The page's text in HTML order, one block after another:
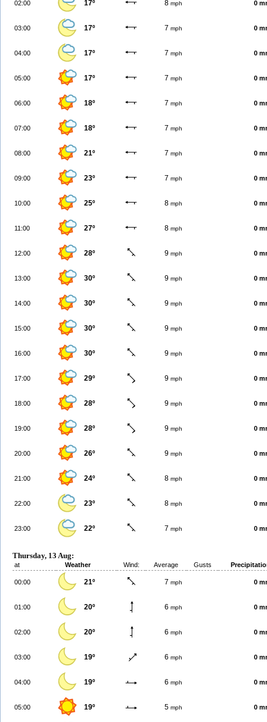
02:00 17º 8 mph 0
03:00 17º 7 mph 0
04:00 17º 7 mph 0
05:00 17º 7 mph 0
06:00 18º 7 mph 0
07:00 18º 7 mph 0
08:00 21º 7 mph 0
09:00 23º 7 mph 0
10:00 25º 8 mph 0
11:00 27º 8 mph 0
12:00 28º 9 mph 0
13:00 30º 9 mph 0
14:00 30º 9 mph 0
15:00 30º 9 mph 0
16:00 30º 9 mph 0
17:00 29º 9 mph 0
18:00 28º 9 mph 0
19:00 28º 9 mph 0
20:00 26º 9 mph 0
21:00 24º 8 mph 0
22:00 23º 8 mph 0
23:00 22º 7 mph 0
Thursday, 13 Aug:
at Weather Wind: Average Gusts
00:00 21º 7 mph 0
01:00 20º 6 mph 0
02:00 20º 6 mph 0
03:00 19º 6 mph 0
04:00 19º 6 mph 0
05:00 19º 5 mph 0